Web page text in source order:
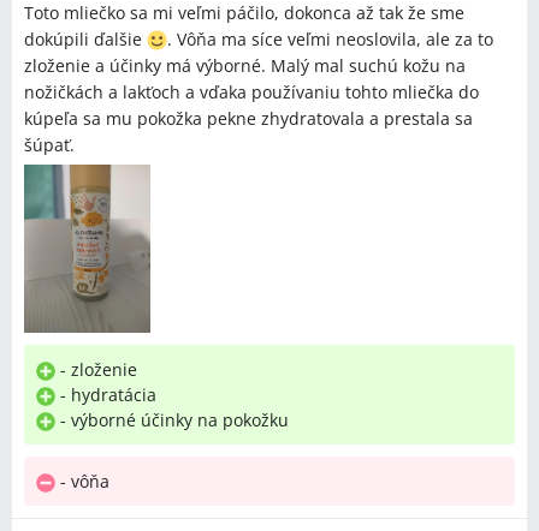
Toto mliečko sa mi veľmi páčilo, dokonca až tak že sme
dokúpili ďalšie
️. Vôňa ma síce veľmi neoslovila, ale za to
zloženie a účinky má výborné. Malý mal suchú kožu na
nožičkách a lakťoch a vďaka používaniu tohto mliečka do
kúpeľa sa mu pokožka pekne zhydratovala a prestala sa
šúpať.
- zloženie
- hydratácia
- výborné účinky na pokožku
- vôňa